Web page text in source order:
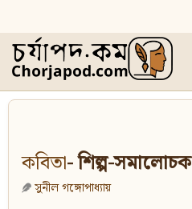
কবিতা- শিল্প-সমালোচক
সুনীল গঙ্গোপাধ্যায়